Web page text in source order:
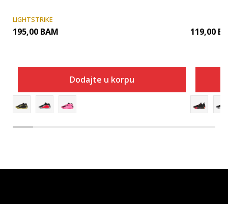
LIGHTSTRIKE
195,00 BAM
Dodajte u korpu
119,00